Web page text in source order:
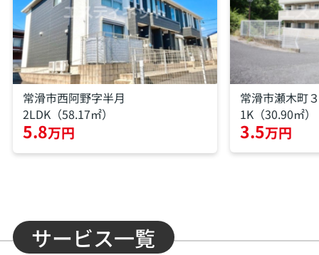
常滑市西阿野字半月
2LDK（58.17㎡）
5.8万円
常滑市瀬木町
1K（30.90㎡）
3.5万円
サービス一覧